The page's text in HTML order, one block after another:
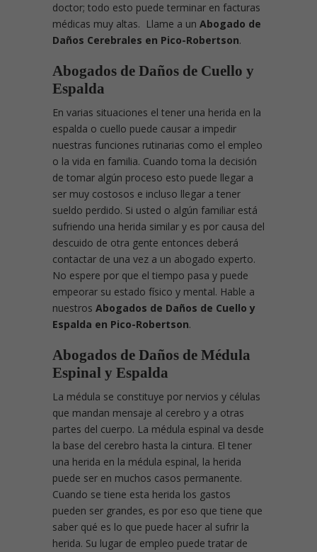
doctor; todo esto puede terminar en facturas
médicas muy altas. Llame a un Abogado de
Daños Cerebrales en Pico-Robertson.
Abogados de Daños de Cuello y
Espalda
En varias situaciones el tener una herida en la
espalda o cuello puede causar a impedir
nuestras funciones rutinarias como el empleo
o la vida en familia. Cuando toma la decisión
de tomar algún proceso esto puede llegar a
ser muy costosos e incluso llegar a tener
sueldo perdido. Si usted o algún familiar está
sufriendo una herida similar y es por causa del
descuido de otra gente entonces deberá
contactar de una vez a un abogado experto.
No espere por que el tiempo pasa y puede
empeorar su estado físico y mental. Hable a
nuestros Abogados de Daños de Cuello y
Espalda en Pico-Robertson.
Abogados de Daños de Médula
Espinal y Espalda
La médula se constituye por nervios y células
que mandan mensaje al cerebro y a otras
partes del cuerpo. La médula espinal va desde
la base del cerebro hasta la cintura. El tener
una herida en la médula espinal, la herida
puede ser en muchos casos permanente.
Cuando se tiene esta herida los gastos
pueden ser grandes, es por eso que tiene que
saber qué es lo que puede hacer al sufrir la
herida. Su lugar de empleo puede tratar de